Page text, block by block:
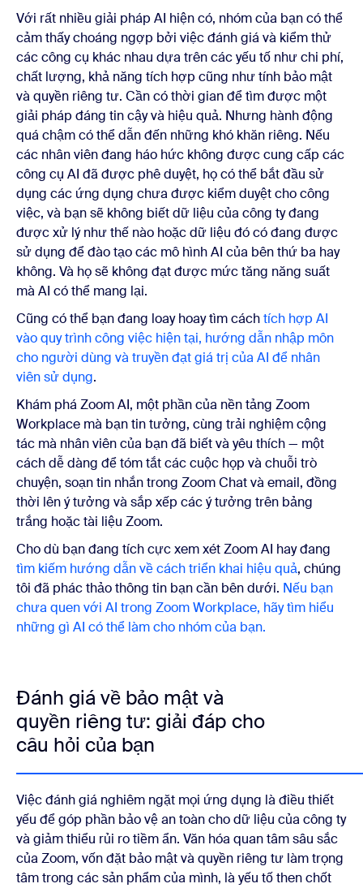
Với rất nhiều giải pháp AI hiện có, nhóm của bạn có thể
cảm thấy choáng ngợp bởi việc đánh giá và kiểm thử
các công cụ khác nhau dựa trên các yếu tố như chi phí,
chất lượng, khả năng tích hợp cũng như tính bảo mật
và quyền riêng tư. Cần có thời gian để tìm được một
giải pháp đáng tin cậy và hiệu quả. Nhưng hành động
quá chậm có thể dẫn đến những khó khăn riêng. Nếu
các nhân viên đang háo hức không được cung cấp các
công cụ AI đã được phê duyệt, họ có thể bắt đầu sử
dụng các ứng dụng chưa được kiểm duyệt cho công
việc, và bạn sẽ không biết dữ liệu của công ty đang
được xử lý như thế nào hoặc dữ liệu đó có đang được
sử dụng để đào tạo các mô hình AI của bên thứ ba hay
không. Và họ sẽ không đạt được mức tăng năng suất
mà AI có thể mang lại.
Cũng có thể bạn đang loay hoay tìm cáchtích hợp AI
vào quy trình công việc hiện tại, hướng dẫn nhập môn
cho người dùng và truyền đạt giá trị của AI để nhân
viên sử dụng.
Khám phá Zoom AI, một phần của nền tảng Zoom
Workplace mà bạn tin tưởng, cùng trải nghiệm cộng
tác mà nhân viên của bạn đã biết và yêu thích — một
cách dễ dàng để tóm tắt các cuộc họp và chuỗi trò
chuyện, soạn tin nhắn trong Zoom Chat và email, đồng
thời lên ý tưởng và sắp xếp các ý tưởng trên bảng
trắng hoặc tài liệu Zoom.
Cho dù bạn đang tích cực xem xét Zoom AI hay đang
tìm kiếm hướng dẫn về cách triển khai hiệu quả, chúng
tôi đã phác thảo thông tin bạn cần bên dưới. Nếu bạn
chưa quen với AI trong Zoom Workplace, hãy tìm hiểu
những gì AI có thể làm cho nhóm của bạn.
Đánh giá về bảo mật và
quyền riêng tư: giải đáp cho
câu hỏi của bạn
Việc đánh giá nghiêm ngặt mọi ứng dụng là điều thiết
yếu để góp phần bảo vệ an toàn cho dữ liệu của công ty
và giảm thiểu rủi ro tiềm ẩn. Văn hóa quan tâm sâu sắc
của Zoom, vốn đặt bảo mật và quyền riêng tư làm trọng
tâm trong các sản phẩm của mình, là yếu tố then chốt